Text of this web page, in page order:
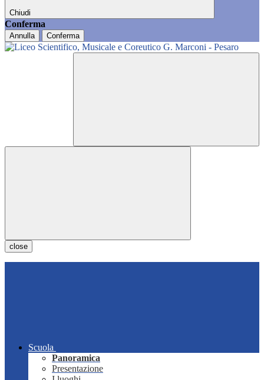
Chiudi
Conferma
Annulla Conferma
close
Scuola
Panoramica
Presentazione